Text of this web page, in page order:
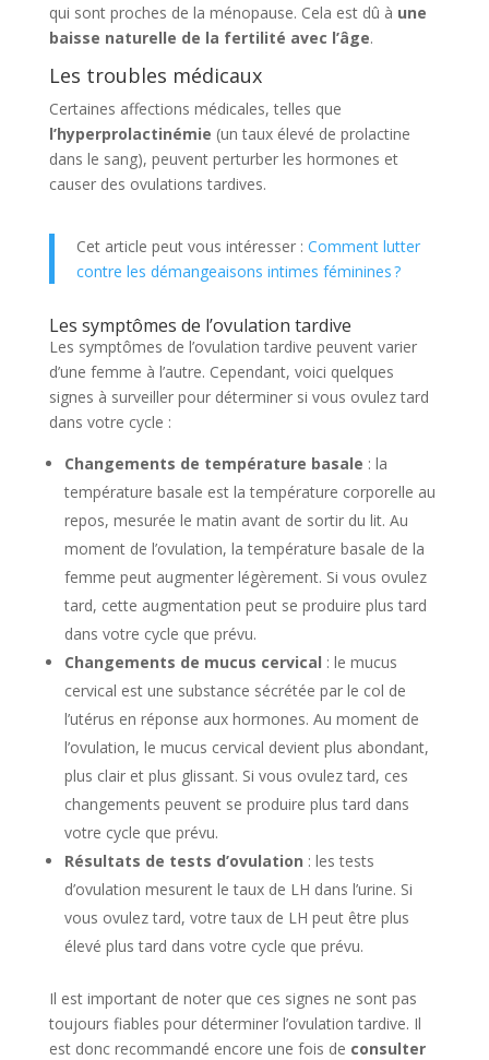
qui sont proches de la ménopause. Cela est dû à une
baisse naturelle de la fertilité avec l’âge.
Les troubles médicaux
Certaines affections médicales, telles que
l’hyperprolactinémie (un taux élevé de prolactine
dans le sang), peuvent perturber les hormones et
causer des ovulations tardives.
Cet article peut vous intéresser : Comment lutter
contre les démangeaisons intimes féminines ?
Les symptômes de l’ovulation tardive
Les symptômes de l’ovulation tardive peuvent varier
d’une femme à l’autre. Cependant, voici quelques
signes à surveiller pour déterminer si vous ovulez tard
dans votre cycle :
Changements de température basale : la
température basale est la température corporelle au
repos, mesurée le matin avant de sortir du lit. Au
moment de l’ovulation, la température basale de la
femme peut augmenter légèrement. Si vous ovulez
tard, cette augmentation peut se produire plus tard
dans votre cycle que prévu.
Changements de mucus cervical : le mucus
cervical est une substance sécrétée par le col de
l’utérus en réponse aux hormones. Au moment de
l’ovulation, le mucus cervical devient plus abondant,
plus clair et plus glissant. Si vous ovulez tard, ces
changements peuvent se produire plus tard dans
votre cycle que prévu.
Résultats de tests d’ovulation : les tests
d’ovulation mesurent le taux de LH dans l’urine. Si
vous ovulez tard, votre taux de LH peut être plus
élevé plus tard dans votre cycle que prévu.
Il est important de noter que ces signes ne sont pas
toujours fiables pour déterminer l’ovulation tardive. Il
est donc recommandé encore une fois de consulter